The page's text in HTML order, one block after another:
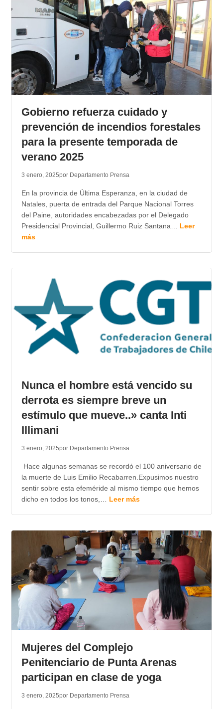
Gobierno refuerza cuidado y
prevención de incendios forestales
para la presente temporada de
verano 2025
3 enero, 2025por Departamento Prensa
En la provincia de Última Esperanza, en la ciudad de
Natales, puerta de entrada del Parque Nacional Torres
del Paine, autoridades encabezadas por el Delegado
Presidencial Provincial, Guillermo Ruiz Santana… Leer
más
Nunca el hombre está vencido su
derrota es siempre breve un
estímulo que mueve..» canta Inti
Illimani
3 enero, 2025por Departamento Prensa
Hace algunas semanas se recordó el 100 aniversario de
la muerte de Luis Emilio Recabarren.Expusimos nuestro
sentir sobre esta efeméride al mismo tiempo que hemos
dicho en todos los tonos,… Leer más
Mujeres del Complejo
Penitenciario de Punta Arenas
participan en clase de yoga
3 enero, 2025por Departamento Prensa